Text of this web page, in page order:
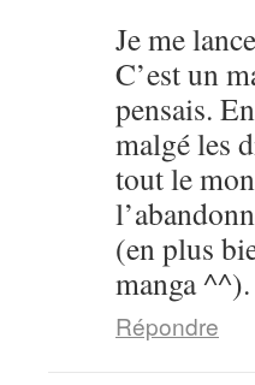
Je me
C’est un
pensais.
malgé les
tout le
(en plus
manga ^^).
Répondre